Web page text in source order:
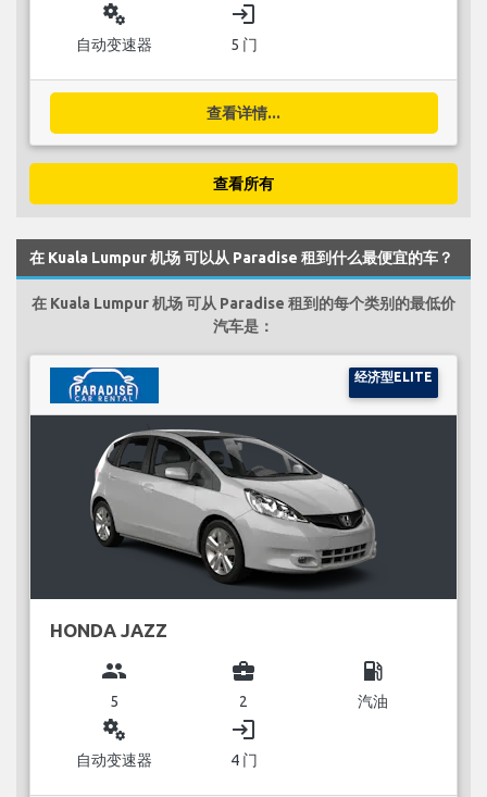
miscellaneous_services
自动变速器
login
5 门
查看详情...
查看所有
在 Kuala Lumpur 机场 可以从 Paradise 租到什么最便宜的车？
在 Kuala Lumpur 机场 可从 Paradise 租到的每个类别的最低价
汽车是：
经济型ELITE
HONDA JAZZ
group
5
business_center
2
local_gas_station
汽油
miscellaneous_services
自动变速器
login
4 门